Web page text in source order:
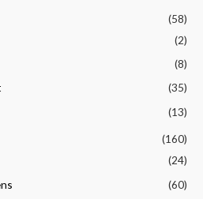
(58)
(2)
(8)
(35)
(13)
(160)
(24)
(60)